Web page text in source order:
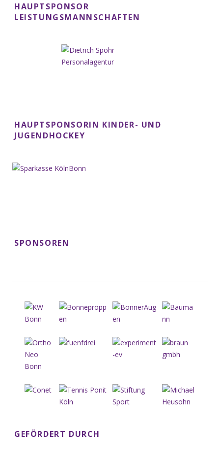
HAUPTSPONSOR
LEISTUNGSMANNSCHAFTEN
HAUPTSPONSORIN KINDER- UND
JUGENDHOCKEY
SPONSOREN
GEFÖRDERT DURCH